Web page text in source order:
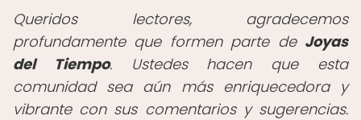
Queridos lectores, agradecemos
profundamente que formen parte de Joyas
del Tiempo. Ustedes hacen que esta
comunidad sea aún más enriquecedora y
vibrante con sus comentarios y sugerencias.